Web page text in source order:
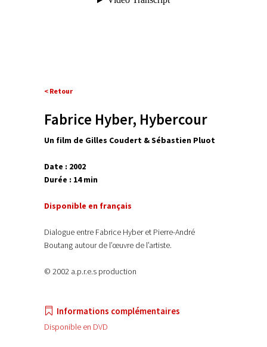
< Retour
Fabrice Hyber, Hybercour
Un film de Gilles Coudert & Sébastien Pluot
Date : 2002
Durée : 14 min
Disponible en français
Dialogue entre Fabrice Hyber et Pierre-André
Boutang autour de l’œuvre de l’artiste.
© 2002 a.p.r.e.s production
Informations complémentaires
Disponible en DVD